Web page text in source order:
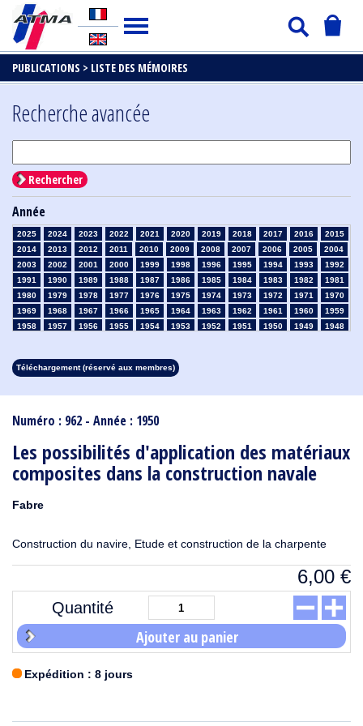
PUBLICATIONS > LISTE DES MÉMOIRES
Numéro : 962 - Année : 1950
Les possibilités d'application des matériaux
composites dans la construction navale
Fabre
Construction du navire, Etude et construction de la charpente
6,00 €
Quantité
Ajouter au panier
Expédition : 8 jours
Recherche avancée
Rechercher
Année
2025 2024 2023 2022 2021 2020 2019 2018 2017 2016
2015
2014
2013 2012 2011 2010 2009 2008 2007 2006 2005
2004
2003
2002 2001 2000 1999 1998 1996 1995 1994 1993
1992
1991
1990 1989 1988 1987 1986 1985 1984 1983 1982
1981
1980
1979 1978 1977 1976 1975 1974 1973 1972 1971
1970
1969
1968 1967 1966 1965 1964 1963 1962 1961 1960
1959
1958
1957 1956 1955 1954 1953 1952 1951 1950 1949
1948
1913
1912 1911 1910 1909 1908
Téléchargement (réservé aux membres)